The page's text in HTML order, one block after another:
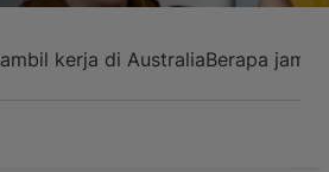
kerja di AustraliaBerapa jam